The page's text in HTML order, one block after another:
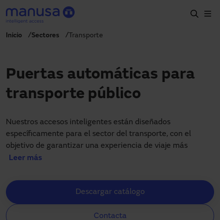
Pasar al contenido principal
Prescripción
Proyectos
Blog
Sobre nosotros
manusa@manusa.com
Inicio Sectores Transporte
Puertas automáticas para
transporte público
Nuestros accesos inteligentes están diseñados
específicamente para el sector del transporte, con el
objetivo de garantizar una experiencia de viaje más
cómoda y fluida para millones de usuarios diarios
terminales. Nuestras soluciones de accesos peatonales
para transporte se han diseñado para optimizar el flujo de
pasajeros, mejorando la eficiencia en estaciones,
terminales, andenes y zonas de embarque, contribuyendo
Leer más
Descargar catálogo
Contacta